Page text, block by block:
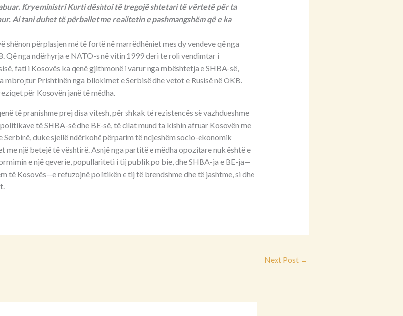
Kryeministri Kurti dështoi të tregojë shtetari të vërtetë për ta
Ai tani duhet të përballet me realitetin e pashmangshëm që e ka
përplasjen më të fortë në marrëdhëniet mes dy vendeve që nga
Që nga ndërhyrja e NATO-s në vitin 1999 deri te roli vendimtar i
fati i Kosovës ka qenë gjithmonë i varur nga mbështetja e SHBA-së,
mbrojtur Prishtinën nga bllokimet e Serbisë dhe vetot e Rusisë në OKB.
për Kosovën janë të mëdha.
të pranishme prej disa vitesh, për shkak të rezistencës së vazhdueshme
të SHBA-së dhe BE-së, të cilat mund ta kishin afruar Kosovën me
Serbinë, duke sjellë ndërkohë përparim të ndjeshëm socio-ekonomik
me një betejë të vështirë. Asnjë nga partitë e mëdha opozitare nuk është e
e një qeverie, popullariteti i tij publik po bie, dhe SHBA-ja e BE-ja—
të Kosovës—e refuzojnë politikën e tij të brendshme dhe të jashtme, si dhe
Next Post →